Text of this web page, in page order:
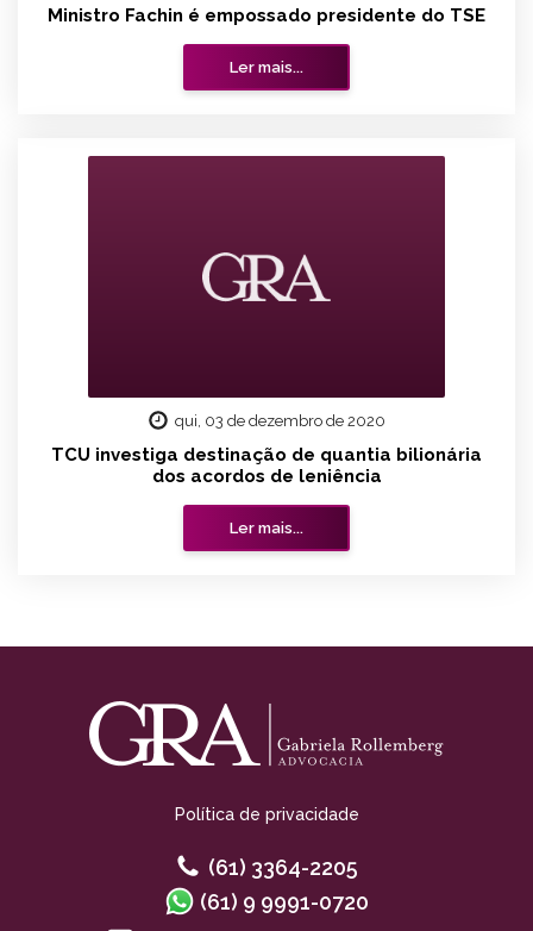
Ministro Fachin é empossado presidente do TSE
Ler mais...
qui, 03 de dezembro de 2020
TCU investiga destinação de quantia bilionária
dos acordos de leniência
Ler mais...
Política de privacidade
(61) 3364-2205
(61) 9 9991-0720